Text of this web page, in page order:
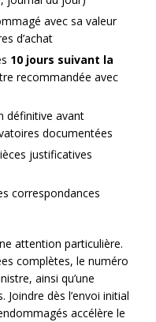
avec sa valeur
d’achat
10 jours suivant la
recommandée avec
définitive avant
documentées
justificatives
correspondances
attention particulière.
complètes, le numéro
ainsi qu’une
dès l’envoi initial
accélère le